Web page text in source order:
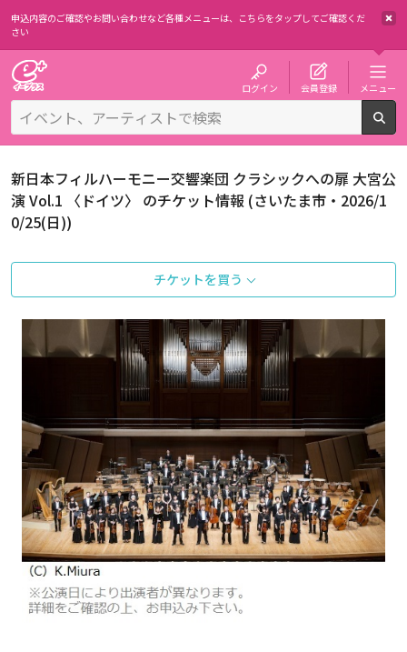
申込内容のご確認やお問い合わせなど各種メニューは、 こちらをタップしてご確認くだ
さい
ログイン 会員登録 メニュー
新日本フィルハーモニー交響楽団 クラシックへの扉 大宮公
演 Vol.1 〈ドイツ〉 のチケット情報 (さいたま市・2026/1
0/25(日))
チケットを買う